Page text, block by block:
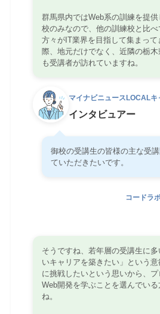
群馬県内ではWeb系の訓練を提
校のみなので、他の訓練校と比
方々がIT業界を目指して集まって
際、地元だけでなく、近隣の栃
も受講者が訪れていますね。
マイナビニュースLOCALキ
インタビュアー
御校の受講生の皆様の主な受
ていただきたいです。
コードラ
そうですね、若年層の受講生に
いキャリアを築きたい」という
に挑戦したいという思いから、
Web開発を学ぶことを選んでい
ね。